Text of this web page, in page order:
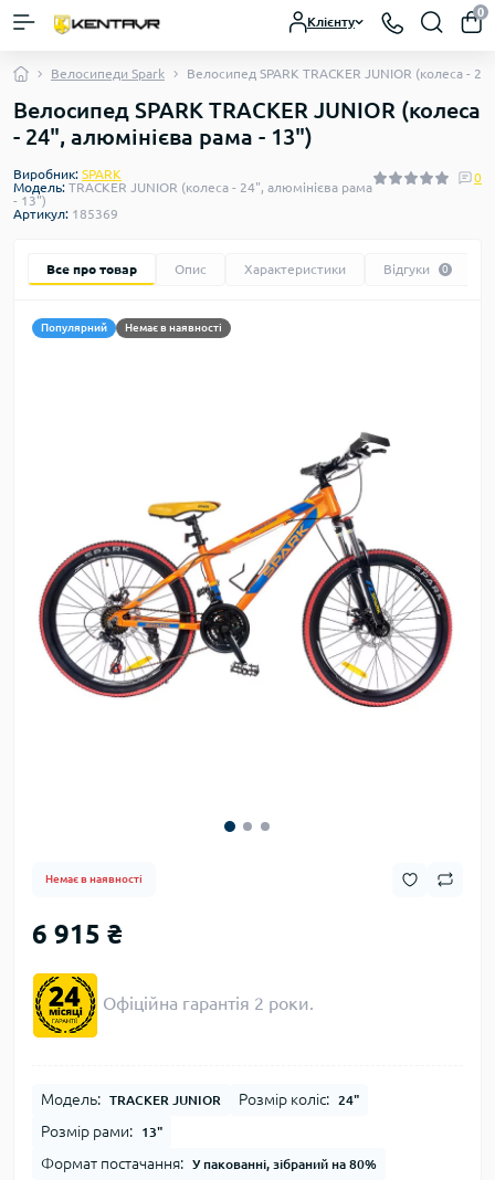
Клієнту
0
Велосипеди Spark Велосипед SPARK TRACKER JUNIOR (колеса -
Велосипед SPARK TRACKER JUNIOR (колеса
- 24", алюмінієва рама - 13")
Виробник: SPARK
Модель: TRACKER JUNIOR (колеса - 24", алюмінієва рама
- 13")
Артикул: 185369
0
Все про товар Опис Характеристики Відгуки 0
Популярний Немає в наявності
Немає в наявності
6 915 ₴
Офіційна гарантія 2 роки.
Модель: TRACKER JUNIOR Розмір коліс: 24"
Розмір рами: 13"
Формат постачання: У пакованні, зібраний на 80%